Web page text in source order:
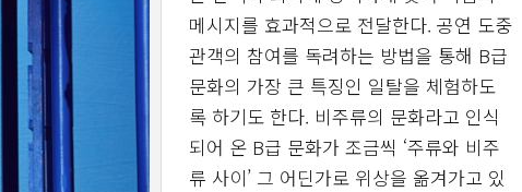
메시지를 효과적으로 전달한다. 공연 도중
관객의 참여를 독려하는 방법을 통해 B급
문화의 가장 큰 특징인 일탈을 체험하도
록 하기도 한다. 비주류의 문화라고 인식
되어 온 B급 문화가 조금씩 ‘주류와 비주
류 사이’ 그 어딘가로 위상을 옮겨가고 있